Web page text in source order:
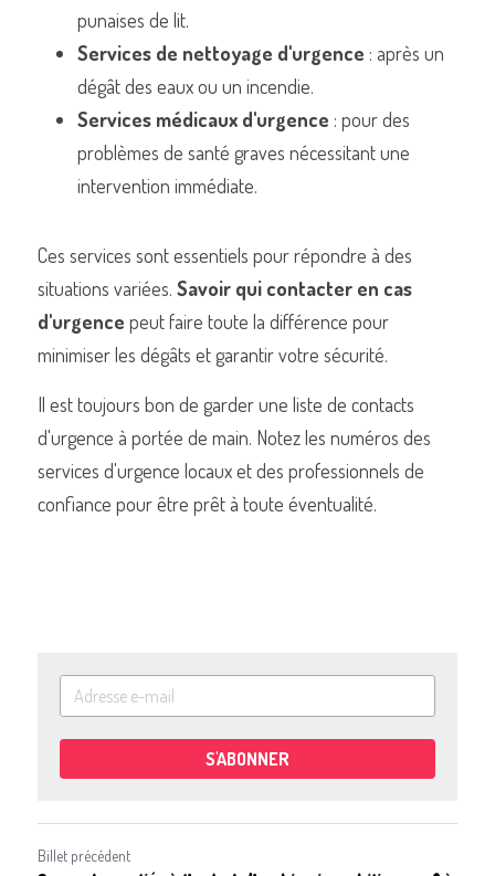
punaises de lit.
Services de nettoyage d'urgence : après un
dégât des eaux ou un incendie.
Services médicaux d'urgence : pour des
problèmes de santé graves nécessitant une
intervention immédiate.
Ces services sont essentiels pour répondre à des
situations variées. Savoir qui contacter en cas
d'urgence peut faire toute la différence pour
minimiser les dégâts et garantir votre sécurité.
Il est toujours bon de garder une liste de contacts
d'urgence à portée de main. Notez les numéros des
services d'urgence locaux et des professionnels de
confiance pour être prêt à toute éventualité.
S'ABONNER
Billet précédent